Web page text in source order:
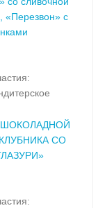
«Перезвон» с
ШОКОЛАДНОЙ
СО